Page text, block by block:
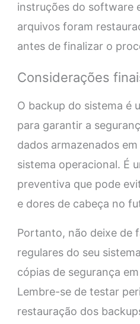
instruções do software
arquivos foram
antes de finalizar o
Considerações
O backup do sistema é
para garantir a
dados armazenados
sistema operacional. É
preventiva que pode
e dores de cabeça no
Portanto, não deixe de
regulares do seu
cópias de segurança
Lembre-se de testar
restauração dos